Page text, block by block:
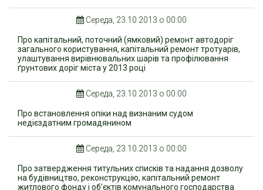
Середа, 23.10.2013 о 00:00
Про капітальний, поточний (ямковий) ремонт автодоріг
загального користування, капітальний ремонт тротуарів,
улаштування вирівнювальних шарів та профілювання
ґрунтових доріг міста у 2013 році
Середа, 23.10.2013 о 00:00
Про встановлення опіки над визнаним судом
недієздатним громадянином
Середа, 23.10.2013 о 00:00
Про затвердження титульних списків та надання дозволу
на будівництво, реконструкцію, капітальний ремонт
житлового фонду і об’єктів комунального господарства